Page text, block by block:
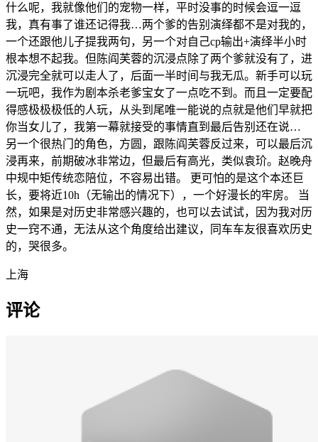
什么呢，我就像他们的宠物一样，平时没事的时候会逗一逗
我，真有事了谁还记得我…两个爹的告别演绎都不是对我的，
一个还跟他儿子提我两句，另一个对自己cp输出+演绎半小时
根本想不起我。但陈阎芙蓉的沉浸点除了两个爹就没有了，进
沉浸完全就可以走人了，后面一半时间与我无瓜。新手可以玩
一玩吧，我作为剧本杀老爹宝女了一点吃不到。而且一定要配
得感极极极低的人玩，从头到尾唯一能说的点就是他们早就把
你当女儿了，我第一幕就接受的事情直到最后告别还在说…
另一个很热门的角色，方圆，跟陈阎芙蓉反过来，可以最后沉
浸再来，前期破冰非常边，但最后有高光，类似袁玠。赵晚舟
中规中矩传统恋陪位，不容易出错。 更可怕的是这个本还巨
长，要将近10h（无输出的情况下），一个好漫长的牢房。 当
然，如果是对历史非常感兴趣的，也可以去试试，因为我对历
史一窍不通，无法从这个角度给出建议，同车车友很喜欢历史
的，哭很多。
上海
评论